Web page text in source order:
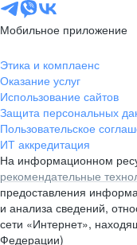
Мобильное приложение
Этика и комплаенс
Оказание услуг
Использование сайтов
Защита персональных
Пользовательское
ИТ аккредитация
На информационном
рекомендательные
предоставления
и анализа сведений,
сети «Интернет»,
Федерации)